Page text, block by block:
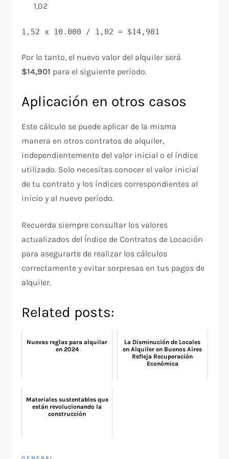
1,02
1,52 x 10.000 / 1,02 = $14,901
Por lo tanto, el nuevo valor del alquiler será
$14,901 para el siguiente período.
Aplicación en otros casos
Este cálculo se puede aplicar de la misma
manera en otros contratos de alquiler,
independientemente del valor inicial o el índice
utilizado. Solo necesitas conocer el valor inicial
de tu contrato y los índices correspondientes al
inicio y al nuevo período.
Recuerda siempre consultar los valores
actualizados del Índice de Contratos de Locación
para asegurarte de realizar los cálculos
correctamente y evitar sorpresas en tus pagos de
alquiler.
Related posts:
Nuevas reglas para alquilar
en 2024
La Disminución de Locales
en Alquiler en Buenos Aires
Refleja Recuperación
Económica
Materiales sustentables que
están revolucionando la
construcción